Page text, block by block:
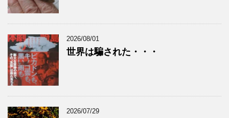
2026/08/01
世界は騙された・・・
2026/07/29